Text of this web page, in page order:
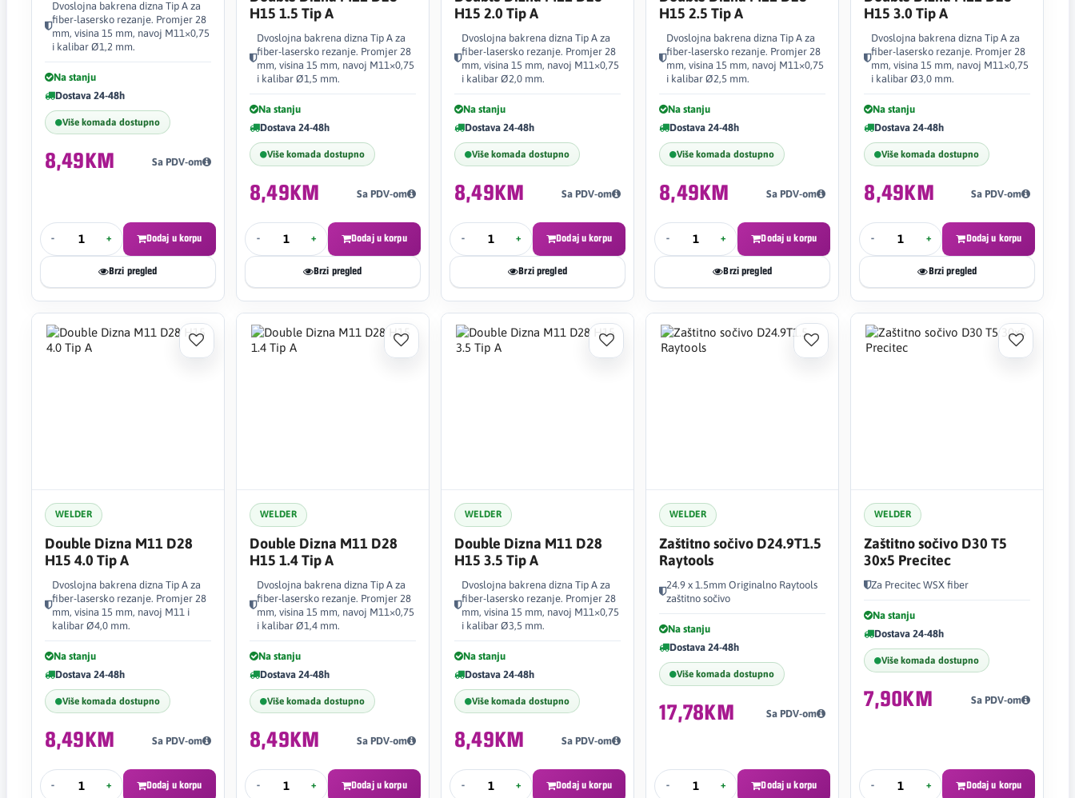
Dvoslojna bakrena dizna Tip A za
fiber-lasersko rezanje. Promjer 28
mm, visina 15 mm, navoj M11×0,75
i kalibar Ø1,2 mm.
Na stanju
Dostava 24-48h
Više komada dostupno
8,49KM Sa PDV-om
- + Dodaj u korpu
Brzi pregled
H15 1.5 Tip A
Dvoslojna bakrena dizna Tip A za
fiber-lasersko rezanje. Promjer 28
mm, visina 15 mm, navoj M11×0,75
i kalibar Ø1,5 mm.
Na stanju
Dostava 24-48h
Više komada dostupno
8,49KM Sa PDV-om
- + Dodaj u korpu
Brzi pregled
H15 2.0 Tip A
Dvoslojna bakrena dizna Tip A za
fiber-lasersko rezanje. Promjer 28
mm, visina 15 mm, navoj M11×0,75
i kalibar Ø2,0 mm.
Na stanju
Dostava 24-48h
Više komada dostupno
8,49KM Sa PDV-om
- + Dodaj u korpu
Brzi pregled
H15 2.5 Tip A
Dvoslojna bakrena dizna Tip A za
fiber-lasersko rezanje. Promjer 28
mm, visina 15 mm, navoj M11×0,75
i kalibar Ø2,5 mm.
Na stanju
Dostava 24-48h
Više komada dostupno
8,49KM Sa PDV-om
- + Dodaj u korpu
Brzi pregled
H15 3.0 Tip A
Dvoslojna bakrena dizna Tip A za
fiber-lasersko rezanje. Promjer 28
mm, visina 15 mm, navoj M11×0,75
i kalibar Ø3,0 mm.
Na stanju
Dostava 24-48h
Više komada dostupno
8,49KM Sa PDV-om
- + Dodaj u korpu
Brzi pregled
WELDER
Double Dizna M11 D28
H15 4.0 Tip A
Dvoslojna bakrena dizna Tip A za
fiber-lasersko rezanje. Promjer 28
mm, visina 15 mm, navoj M11 i
kalibar Ø4,0 mm.
Na stanju
Dostava 24-48h
Više komada dostupno
8,49KM Sa PDV-om
- + Dodaj u korpu
WELDER
Double Dizna M11 D28
H15 1.4 Tip A
Dvoslojna bakrena dizna Tip A za
fiber-lasersko rezanje. Promjer 28
mm, visina 15 mm, navoj M11×0,75
i kalibar Ø1,4 mm.
Na stanju
Dostava 24-48h
Više komada dostupno
8,49KM Sa PDV-om
- + Dodaj u korpu
WELDER
Double Dizna M11 D28
H15 3.5 Tip A
Dvoslojna bakrena dizna Tip A za
fiber-lasersko rezanje. Promjer 28
mm, visina 15 mm, navoj M11×0,75
i kalibar Ø3,5 mm.
Na stanju
Dostava 24-48h
Više komada dostupno
8,49KM Sa PDV-om
- + Dodaj u korpu
WELDER
Zaštitno sočivo D24.9T1.5
Raytools
24.9 x 1.5mm Originalno Raytools
zaštitno sočivo
Na stanju
Dostava 24-48h
Više komada dostupno
17,78KM Sa PDV-om
- + Dodaj u korpu
WELDER
Zaštitno sočivo D30 T5
30x5 Precitec
Za Precitec WSX fiber
Na stanju
Dostava 24-48h
Više komada dostupno
7,90KM Sa PDV-om
- + Dodaj u korpu